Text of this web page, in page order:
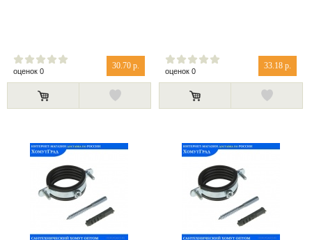
30.70 р.
оценок 0
33.18 р.
оценок 0